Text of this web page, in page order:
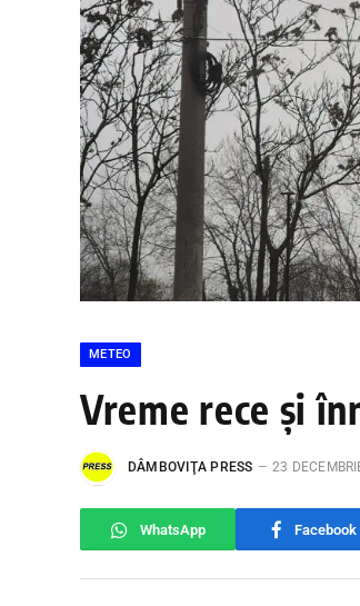
METEO
Vreme rece și
DÂMBOVIŢA PRESS 23
WhatsApp Facebook